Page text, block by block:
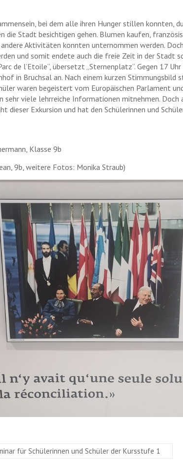
bei dem alle ihren Hunger stillen konnten,
die Stadt besichtigen gehen. Blumen kaufen,
Aktivitäten konnten unternommen werden.
und somit endete auch die freie Zeit in der Stadt
de l’Etoile“, übersetzt „Sternenplatz“. Gegen 17
in Bruchsal an. Nach einem kurzen Stimmungsbild
waren begeistert vom Europäischen Parlament
sehr viele lehrreiche Informationen mitnehmen. Doch
dieser Exkursion und hat den Schülerinnen und
Klasse 9b
9b, weitere Fotos: Monika Straub)
für Schülerinnen und Schüler der Kursstufe 1